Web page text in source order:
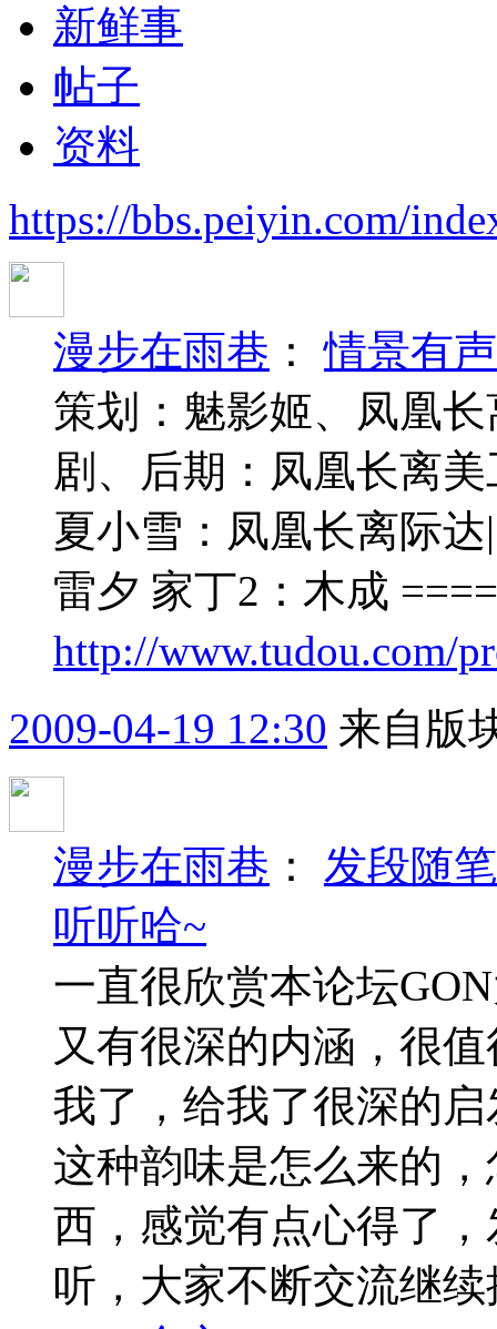
新鲜事
帖子
资料
https://bbs.peiyin.com/
漫步在雨巷 ：情景有
策划：魅影姬、凤凰
剧、后期：凤凰长离
夏小雪：凤凰长离际
雷夕 家丁2：木成
http://www.tudou.com/
2009-04-19 12:30 来自版
漫步在雨巷 ： 发段随
听听哈~
一直很欣赏本论坛
又有很深的内涵，很
我了，给我了很深的
这种韵味是怎么来的
西，感觉有点心得了
听，大家不断交流继